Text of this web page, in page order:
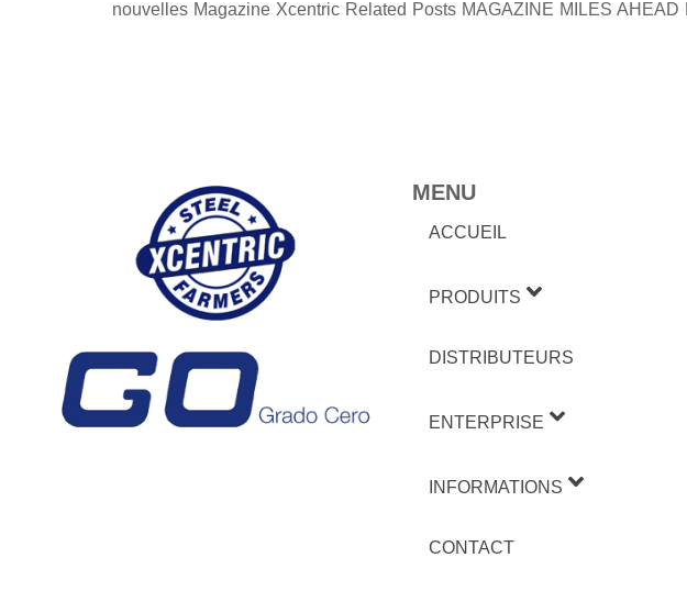
nouvelles Magazine Xcentric Related Posts MAGAZINE MILES
MENU
ACCUEIL
PRODUITS
DISTRIBUTEURS
ENTERPRISE
INFORMATIONS
CONTACT